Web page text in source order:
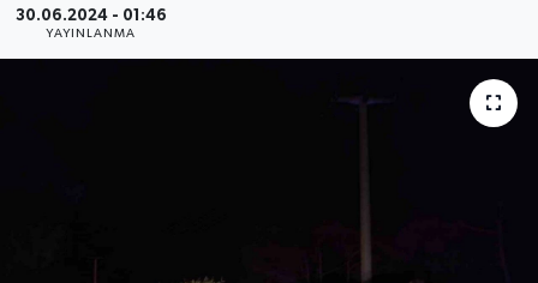
30.06.2024 - 01:46
YAYINLANMA
MAGAZİN